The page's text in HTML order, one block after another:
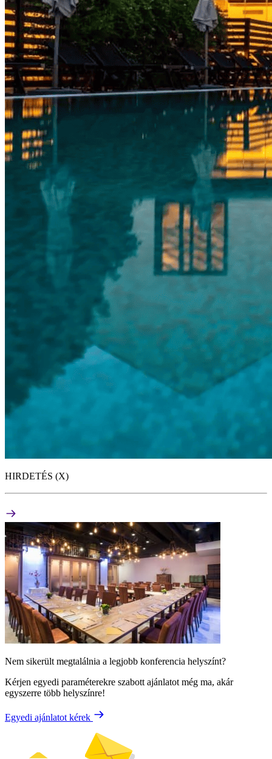
HIRDETÉS (X)
Nem sikerült megtalálnia a legjobb konferencia helyszínt?
Kérjen egyedi paraméterekre szabott ajánlatot még ma, akár
egyszerre több helyszínre!
Egyedi ajánlatot kérek